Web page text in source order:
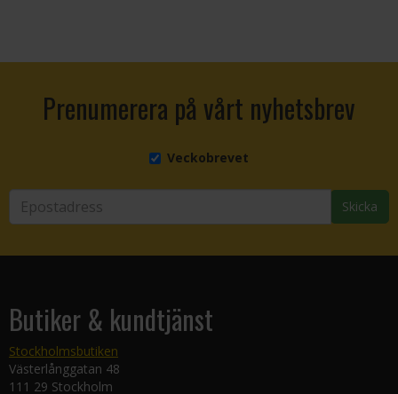
Prenumerera på vårt nyhetsbrev
Veckobrevet
Skicka
Butiker & kundtjänst
Stockholmsbutiken
Västerlånggatan 48
111 29 Stockholm